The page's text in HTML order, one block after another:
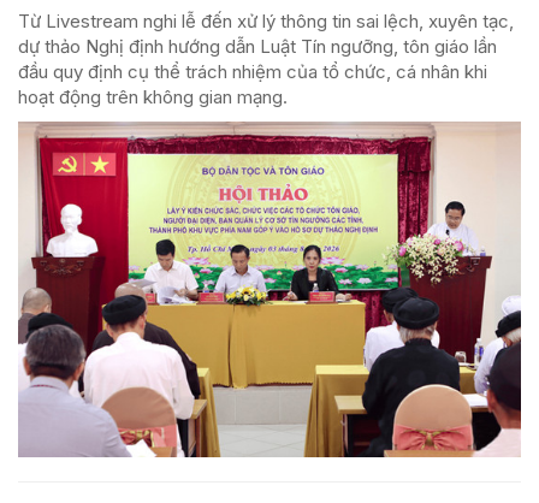
Từ Livestream nghi lễ đến xử lý thông tin sai lệch, xuyên tạc,
dự thảo Nghị định hướng dẫn Luật Tín ngưỡng, tôn giáo lần
đầu quy định cụ thể trách nhiệm của tổ chức, cá nhân khi
hoạt động trên không gian mạng.